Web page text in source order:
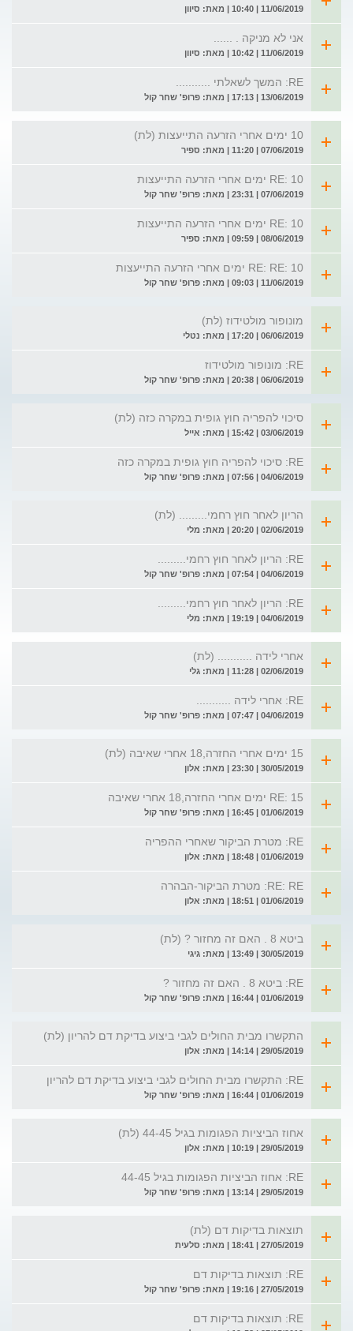
11/06/2019 | 10:40 | מאת: סיוון
אני לא מניקה . ......
11/06/2019 | 10:42 | מאת: סיוון
RE: המשך לשאלתי ...........
13/06/2019 | 17:13 | מאת: פרופ' שחר קול
10 ימים אחרי הזרעה התייעצות (לת)
07/06/2019 | 11:20 | מאת: ספיר
RE: 10 ימים אחרי הזרעה התייעצות
07/06/2019 | 23:31 | מאת: פרופ' שחר קול
RE: 10 ימים אחרי הזרעה התייעצות
08/06/2019 | 09:59 | מאת: ספיר
RE: RE: 10 ימים אחרי הזרעה התייעצות
11/06/2019 | 09:03 | מאת: פרופ' שחר קול
מונופור מולטידוז (לת)
06/06/2019 | 17:20 | מאת: נטלי
RE: מונופור מולטידוז
06/06/2019 | 20:38 | מאת: פרופ' שחר קול
סיכוי להפריה חוץ גופית במקרה כזה (לת)
03/06/2019 | 15:42 | מאת: אייל
RE: סיכוי להפריה חוץ גופית במקרה כזה
04/06/2019 | 07:56 | מאת: פרופ' שחר קול
הריון לאחר חוץ רחמי......... (לת)
02/06/2019 | 20:20 | מאת: מלי
RE: הריון לאחר חוץ רחמי.........
04/06/2019 | 07:54 | מאת: פרופ' שחר קול
RE: הריון לאחר חוץ רחמי.........
04/06/2019 | 19:19 | מאת: מלי
אחרי לידה ........... (לת)
02/06/2019 | 11:28 | מאת: גלי
RE: אחרי לידה ...........
04/06/2019 | 07:47 | מאת: פרופ' שחר קול
15 ימים אחרי החזרה,18 אחרי שאיבה (לת)
30/05/2019 | 23:30 | מאת: אלון
RE: 15 ימים אחרי החזרה,18 אחרי שאיבה
01/06/2019 | 16:45 | מאת: פרופ' שחר קול
RE: מטרת הביקור שאחרי ההפריה
01/06/2019 | 18:48 | מאת: אלון
RE: RE: מטרת הביקור-הבהרה
01/06/2019 | 18:51 | מאת: אלון
ביטא 8 . האם זה מחזור ? (לת)
30/05/2019 | 13:49 | מאת: גיגי
RE: ביטא 8 . האם זה מחזור ?
01/06/2019 | 16:44 | מאת: פרופ' שחר קול
התקשרו מבית החולים לגבי ביצוע בדיקת דם להריון (לת)
29/05/2019 | 14:14 | מאת: אלון
RE: התקשרו מבית החולים לגבי ביצוע בדיקת דם להריון
01/06/2019 | 16:44 | מאת: פרופ' שחר קול
אחוז הביציות הפגומות בגיל 44-45 (לת)
29/05/2019 | 10:19 | מאת: אלון
RE: אחוז הביציות הפגומות בגיל 44-45
29/05/2019 | 13:14 | מאת: פרופ' שחר קול
תוצאות בדיקות דם (לת)
27/05/2019 | 18:41 | מאת: סלעית
RE: תוצאות בדיקות דם
27/05/2019 | 19:16 | מאת: פרופ' שחר קול
RE: תוצאות בדיקות דם